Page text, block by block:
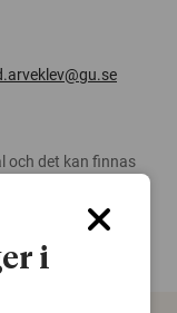
och det kan finnas
i